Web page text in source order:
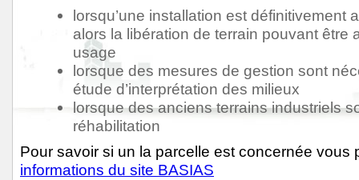
lorsqu’une installation est définitivement
alors la libération de terrain pouvant être
usage
lorsque des mesures de gestion sont
étude d’interprétation des milieux
lorsque des anciens terrains industriels
réhabilitation
Pour savoir si un la parcelle est concernée vous
informations du site BASIAS